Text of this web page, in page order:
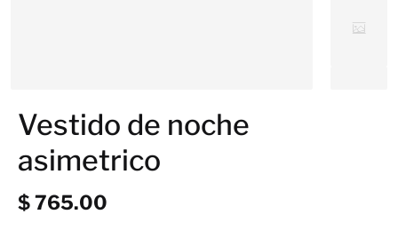
Vestido de noche
asimetrico
$ 765.00